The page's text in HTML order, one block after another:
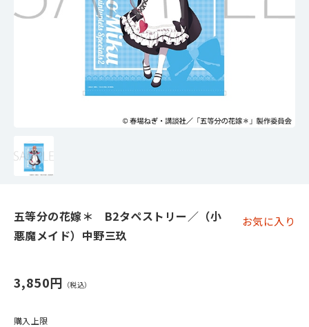
五等分の花嫁＊ B2タペストリー／（小
悪魔メイド）中野三玖
お気に入り
3,850円
購入上限